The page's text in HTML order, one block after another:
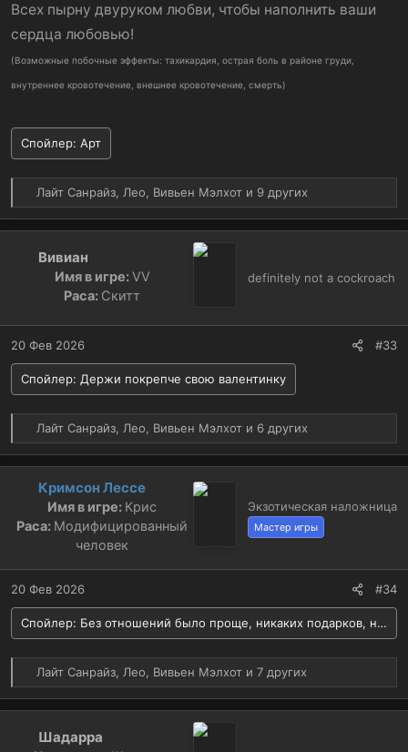
Всех пырну двуруком любви, чтобы наполнить ваши
сердца любовью!
(Возможные побочные эффекты: тахикардия, острая боль в районе груди,
внутреннее кровотечение, внешнее кровотечение, смерть)
Спойлер: Арт
Р
е
ц
Лайт Санрайз Лео Вивьен Мэлхот и 9 других
Вивиан
Имя в игре:ⅤⅤ
Раса: Скитт
definitely not a cockroach
20 Фев 2026 #33
Спойлер: Держи покрепче свою валентинку
Р
е
ц
и
Лайт Санрайз Лео Вивьен Мэлхот и 6 других
Кримсон Лессе
Имя в игре: Крис
Раса: Модифицированный
человек
Экзотическая наложница
Мастер игры
20 Фев 2026 #34
Спойлер: Без отношений было проще, никаких подарков,
Р
е
ц
Лайт Санрайз Лео Вивьен Мэлхот и 7 других
Шадарра